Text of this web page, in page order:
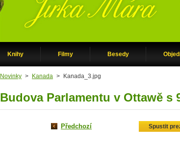
Knihy Filmy Besedy
Novinky > Kanada > Kanada_3.jpg
Budova Parlamentu v Ottawě s
Předchozí Spustit